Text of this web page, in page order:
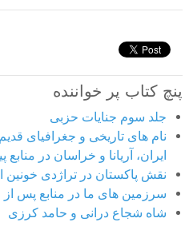
پنچ کتاب پر خواننده
جلد سوم جنایات حزبی
نام های تاریخی و جغرافیای
ایران، آریانا و خراسان در
نقش پاکستان در تراژدی خونین
سرزمین های ما در منابع پس از
شاه شجاع درانی و حامد کرزی